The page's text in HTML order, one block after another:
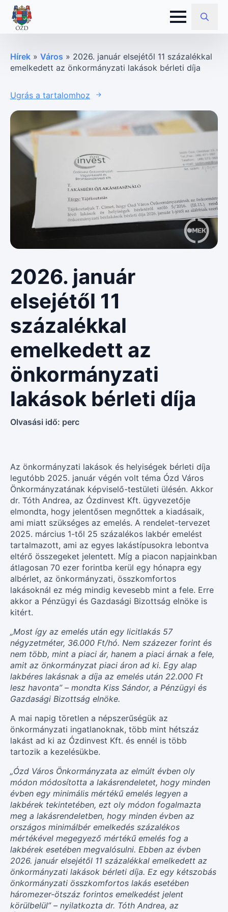
Search
Hírek » Város » 2026. január elsejétől 11 százalékkal
emelkedett az önkormányzati lakások bérleti díja
Ugrás a tartalomhoz
2026. január
elsejétől 11
százalékkal
emelkedett az
önkormányzati
lakások bérleti díja
Olvasási idő: perc
Az önkormányzati lakások és helyiségek bérleti díja
legutóbb 2025. január végén volt téma Ózd Város
Önkormányzatának képviselő-testületi ülésén. Akkor
dr. Tóth Andrea, az Ózdinvest Kft. ügyvezetője
elmondta, hogy jelentősen megnőttek a kiadásaik,
ami miatt szükséges az emelés. A rendelet-tervezet
2025. március 1-től 25 százalékos lakbér emelést
tartalmazott, ami az egyes lakástípusokra lebontva
eltérő összegeket jelentett. Míg a piacon napjainkban
átlagosan 70 ezer forintba kerül egy hónapra egy
albérlet, az önkormányzati, összkomfortos
lakásoknál ez még mindig kevesebb mint a fele. Erre
akkor a Pénzügyi és Gazdasági Bizottság elnöke is
kitért.
„Most így az emelés után egy licitlakás 57
négyzetméter, 36.000 Ft/hó. Nem százezer forint és
nem több, mint a piaci ár, hanem a piaci árnak a fele,
amit az önkormányzat piaci áron ad ki. Egy alap
lakbéres lakásnak a díja az emelés után 22.000 Ft
lesz havonta” – mondta Kiss Sándor, a Pénzügyi és
Gazdasági Bizottság elnöke.
A mai napig töretlen a népszerűségük az
önkormányzati ingatlanoknak, több mint hétszáz
lakást ad ki az Ózdinvest Kft. és ennél is több
tartozik a kezelésükbe.
„Ózd Város Önkormányzata az elmúlt évben oly
módon módosította a lakásrendeletet, hogy minden
évben egy minimális mértékű emelés legyen a
lakbérek tekintetében, ezt oly módon fogalmazta
meg a lakásrendeletben, hogy minden évben az
országos minimálbér emelkedés százalékos
mértékével megegyező mértékű emelés fog a
lakbérek esetében megvalósulni. Ebben az évben
2026. január elsejétől 11 százalékkal emelkedett az
önkormányzati lakások bérleti díja. Ez egy kétszobás
önkormányzati összkomfortos lakás esetében
háromezer-ötszáz forintos emelkedést jelent
körülbelül” – nyilatkozta dr. Tóth Andrea, az